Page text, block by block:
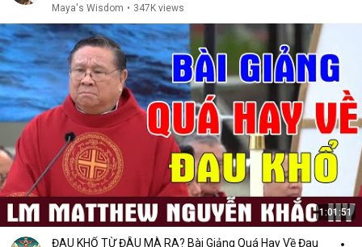
Maya's Wisdom • 347K views
1:01:51
ĐAU KHỔ TỪ ĐÂU MÀ RA? Bài Giảng Quá Hay Về Đau